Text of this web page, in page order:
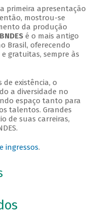
primeira apresentação
mostrou-se
da produção
é o mais antigo
Brasil, oferecendo
gratuitas, sempre às
de existência, o
a diversidade no
espaço tanto para
talentos. Grandes
de suas carreiras,
ingressos.